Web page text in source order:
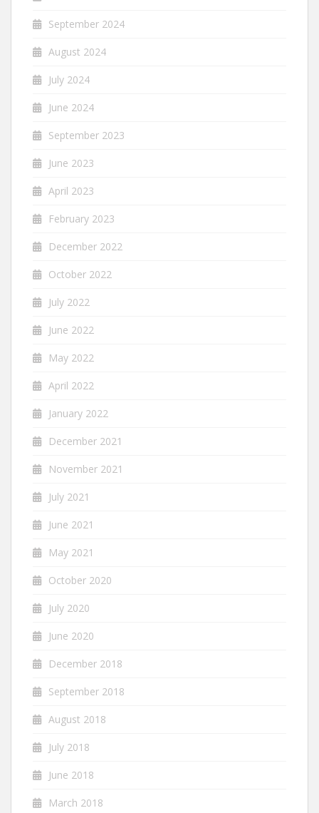
September 2024
August 2024
July 2024
June 2024
September 2023
June 2023
April 2023
February 2023
December 2022
October 2022
July 2022
June 2022
May 2022
April 2022
January 2022
December 2021
November 2021
July 2021
June 2021
May 2021
October 2020
July 2020
June 2020
December 2018
September 2018
August 2018
July 2018
June 2018
March 2018